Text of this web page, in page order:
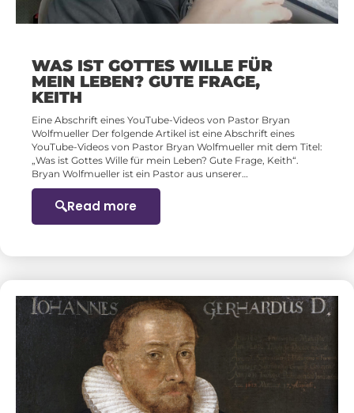
WAS IST GOTTES WILLE FÜR
MEIN LEBEN? GUTE FRAGE,
KEITH
Eine Abschrift eines YouTube-Videos von Pastor Bryan
Wolfmueller Der folgende Artikel ist eine Abschrift eines
YouTube-Videos von Pastor Bryan Wolfmueller mit dem Titel:
„Was ist Gottes Wille für mein Leben? Gute Frage, Keith“.
Bryan Wolfmueller ist ein Pastor aus unserer…
Read more